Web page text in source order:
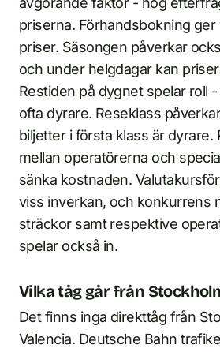
priserna. Förhandsbokning
priser. Säsongen påverkar
och under helgdagar kan
Restiden på dygnet spelar roll
ofta dyrare. Reseklass
biljetter i första klass är dyrare.
mellan operatörerna och
sänka kostnaden.
viss inverkan, och konkurrens
sträckor samt respektive
spelar också in.
Vilka tåg går från
Det finns inga direkttåg från
Valencia. Deutsche Bahn